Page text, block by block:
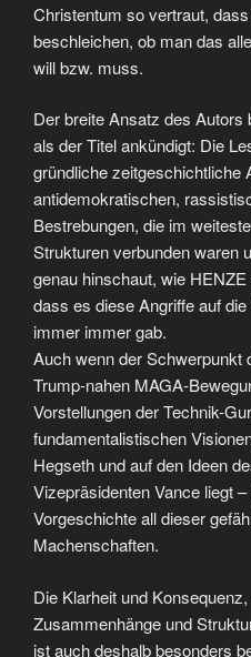
Christentum so vertraut,
beschleichen, ob man das
will bzw. muss.
Der breite Ansatz des Autors
als der Titel ankündigt: Die
gründliche zeitgeschichtliche
antidemokratischen,
Bestrebungen, die im
Strukturen verbunden waren
genau hinschaut, wie
dass es diese Angriffe auf
immer immer gab.
Auch wenn der Schwerpunkt
Trump-nahen MAGA-
Vorstellungen der Technik-
fundamentalistischen
Hegseth und auf den Ideen
Vizepräsidenten Vance liegt
Vorgeschichte all dieser
Machenschaften.
Die Klarheit und
Zusammenhänge und
ist auch deshalb besonders